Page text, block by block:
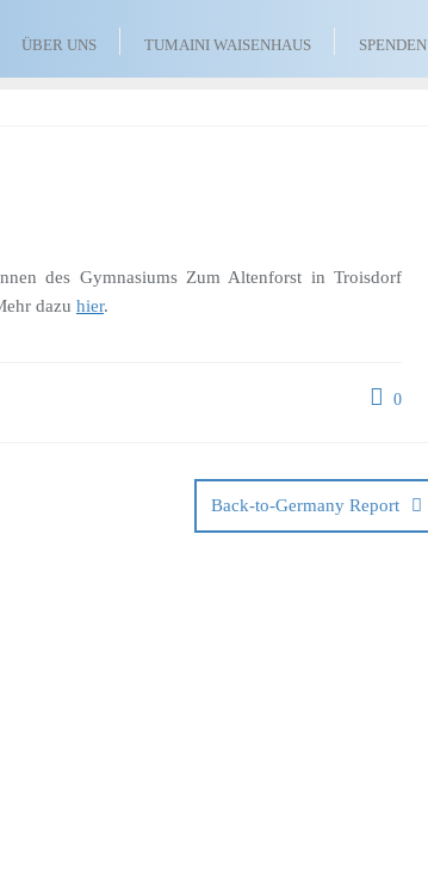
ÜBER UNS TUMAINI WAISENHAUS SPENDEN
des Gymnasiums Zum Altenforst in Troisdorf
dazu hier.
0
Back-to-Germany Report